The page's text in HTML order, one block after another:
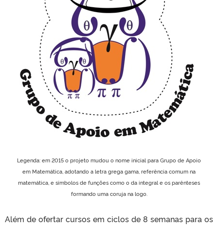
Legenda: em 2015 o projeto mudou o nome inicial para Grupo de Apoio
em Matemática, adotando a letra grega gama, referência comum na
matemática, e símbolos de funções como o da integral e os parênteses
formando uma coruja na logo.
Além de ofertar cursos em ciclos de 8 semanas para os